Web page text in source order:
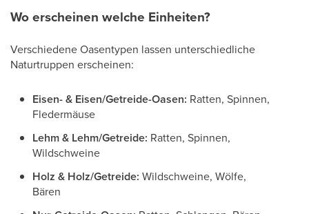
Wo erscheinen welche Einheiten?
Verschiedene Oasentypen lassen unterschiedliche
Naturtruppen erscheinen:
Eisen- & Eisen/Getreide-Oasen: Ratten, Spinnen,
Fledermäuse
Lehm & Lehm/Getreide: Ratten, Spinnen,
Wildschweine
Holz & Holz/Getreide: Wildschweine, Wölfe,
Bären